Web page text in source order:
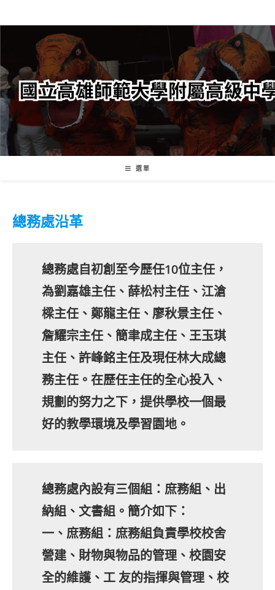
轉
要
內
容
選單
總務處沿革
總務處自初創至今歷任10位主任，
為劉嘉雄主任、薛松村主任、江滄
樑主任、鄭龍主任、廖秋景主任、
詹耀宗主任、簡聿成主任、王玉琪
主任、許峰銘主任及現任林大成總
務主任。在歷任主任的全心投入、
規劃的努力之下，提供學校一個最
好的教學環境及學習園地。
總務處內設有三個組：庶務組、出
納組、文書組。簡介如下：
一、庶務組：庶務組負責學校校舍
營建、財物與物品的管理、校園安
全的維護、工 友的指揮與管理、校